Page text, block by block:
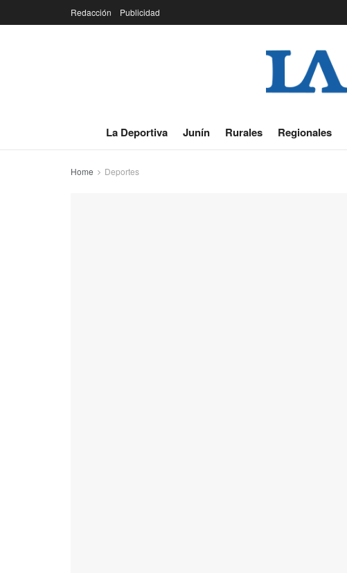
Redacción Publicidad
La Deportiva Junín Rurales Regionales
Home Deportes